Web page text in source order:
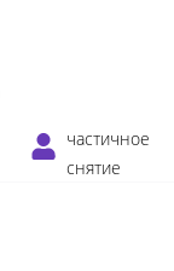
частичное
снятие